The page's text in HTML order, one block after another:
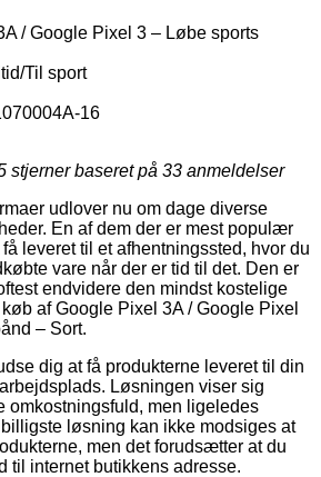
/ Google Pixel 3 – Løbe sports
Til sport
16
stjerner baseret på 33 anmeldelser
udlover nu om dage diverse
En af dem der er mest populær
leveret til et afhentningssted, hvor du
vare når der er tid til det. Den er
endvidere den mindst kostelige
af Google Pixel 3A / Google Pixel
– Sort.
dig at få produkterne leveret til din
Løsningen viser sig
omkostningsfuld, men ligeledes
løsning kan ikke modsiges at
men det forudsætter at du
til internet butikkens adresse.